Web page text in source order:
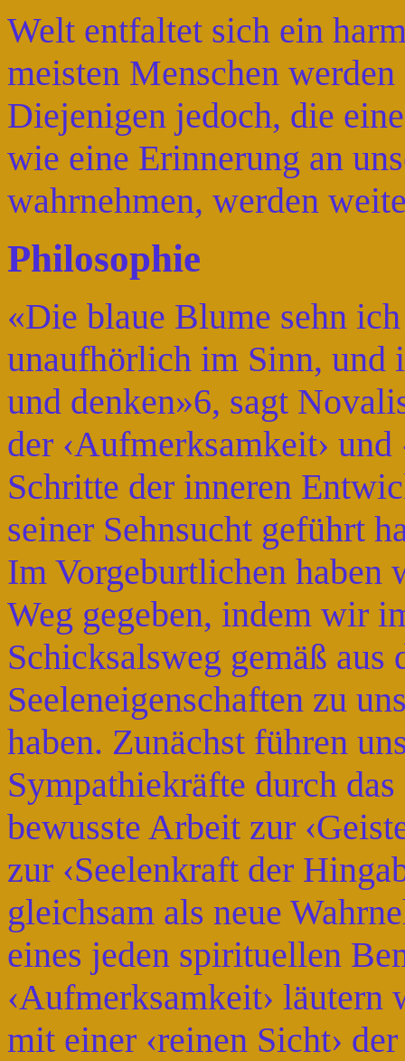
Welt entfaltet sich ein
meisten Menschen
Diejenigen jedoch, die
wie eine Erinnerung an
wahrnehmen, werden
Philosophie
«Die blaue Blume sehn
unaufhörlich im Sinn, und
und denken»6, sagt
der ‹Aufmerksamkeit›
Schritte der inneren
seiner Sehnsucht geführt
Im Vorgeburtlichen haben
Weg gegeben, indem wir
Schicksalsweg gemäß
Seeleneigenschaften zu
haben. Zunächst führen
Sympathiekräfte durch
bewusste Arbeit zur
zur ‹Seelenkraft der
gleichsam als neue
eines jeden spirituellen
‹Aufmerksamkeit› läutern
mit einer ‹reinen Sicht›